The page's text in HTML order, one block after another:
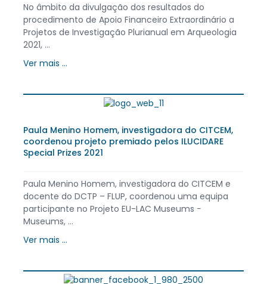
No âmbito da divulgação dos resultados do
procedimento de Apoio Financeiro Extraordinário a
Projetos de Investigação Plurianual em Arqueologia
2021, ...
Ver mais ...
Paula Menino Homem, investigadora do CITCEM,
coordenou projeto premiado pelos ILUCIDARE
Special Prizes 2021
Paula Menino Homem, investigadora do CITCEM e
docente do DCTP – FLUP, coordenou uma equipa
participante no Projeto EU-LAC Museums −
Museums, ...
Ver mais ...